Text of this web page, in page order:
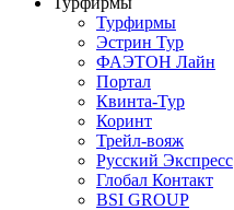
Турфирмы
Эстрин Тур
ФАЭТОН Лайн
Портал
Квинта-Тур
Коринт
Трейл-вояж
Русский Экспресс
Глобал Контакт
BSI GROUP